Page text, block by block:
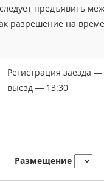
предъявить
разрешение на
Регистрация заезда
выезд — 13:30
Размещение